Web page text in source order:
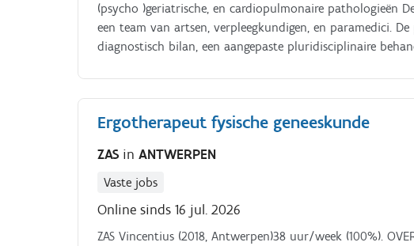
(psycho )geriatrische, en cardiopulmonaire pathologieën
een team van artsen, verpleegkundigen, en paramedici.
diagnostisch bilan, een aangepaste pluridisciplinaire
dementieproblemen), veelal in combinatie met fysische
Ergotherapeut fysische geneeskunde
ZAS inANTWERPEN
Vaste jobs
Online sinds 16 jul. 2026
ZAS Vincentius (2018, Antwerpen)38 uur/week (100%).